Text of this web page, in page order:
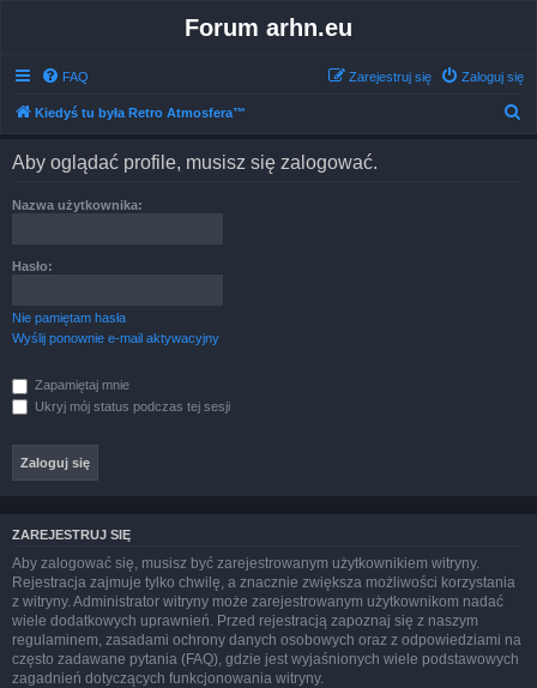
Forum arhn.eu
FAQ Zaloguj się
Zarejestruj się
Kiedyś tu była Retro Atmosfera™
Aby oglądać profile, musisz się zalogować.
Nazwa użytkownika:
Hasło:
Nie pamiętam hasła
Wyślij ponownie e-mail aktywacyjny
Zapamiętaj mnie
Ukryj mój status podczas tej sesji
ZAREJESTRUJ SIĘ
Aby zalogować się, musisz być zarejestrowanym użytkownikiem witryny.
Rejestracja zajmuje tylko chwilę, a znacznie zwiększa możliwości korzystania
z witryny. Administrator witryny może zarejestrowanym użytkownikom nadać
wiele dodatkowych uprawnień. Przed rejestracją zapoznaj się z naszym
regulaminem, zasadami ochrony danych osobowych oraz z odpowiedziami na
często zadawane pytania (FAQ), gdzie jest wyjaśnionych wiele podstawowych
zagadnień dotyczących funkcjonowania witryny.